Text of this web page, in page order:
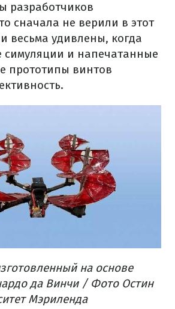
разработчиков
сначала не верили в этот
весьма удивлены, когда
симуляции и напечатанные
прототипы винтов
на основе
да Винчи / Фото Остин
Мэриленда